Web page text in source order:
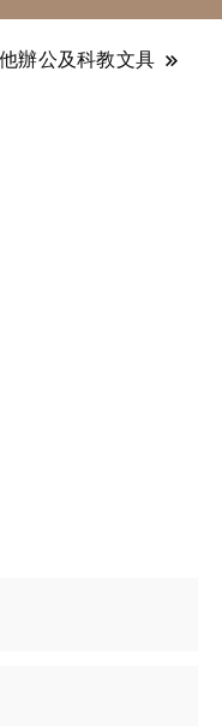
辦公及科教文具